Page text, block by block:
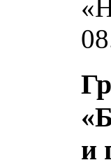
и